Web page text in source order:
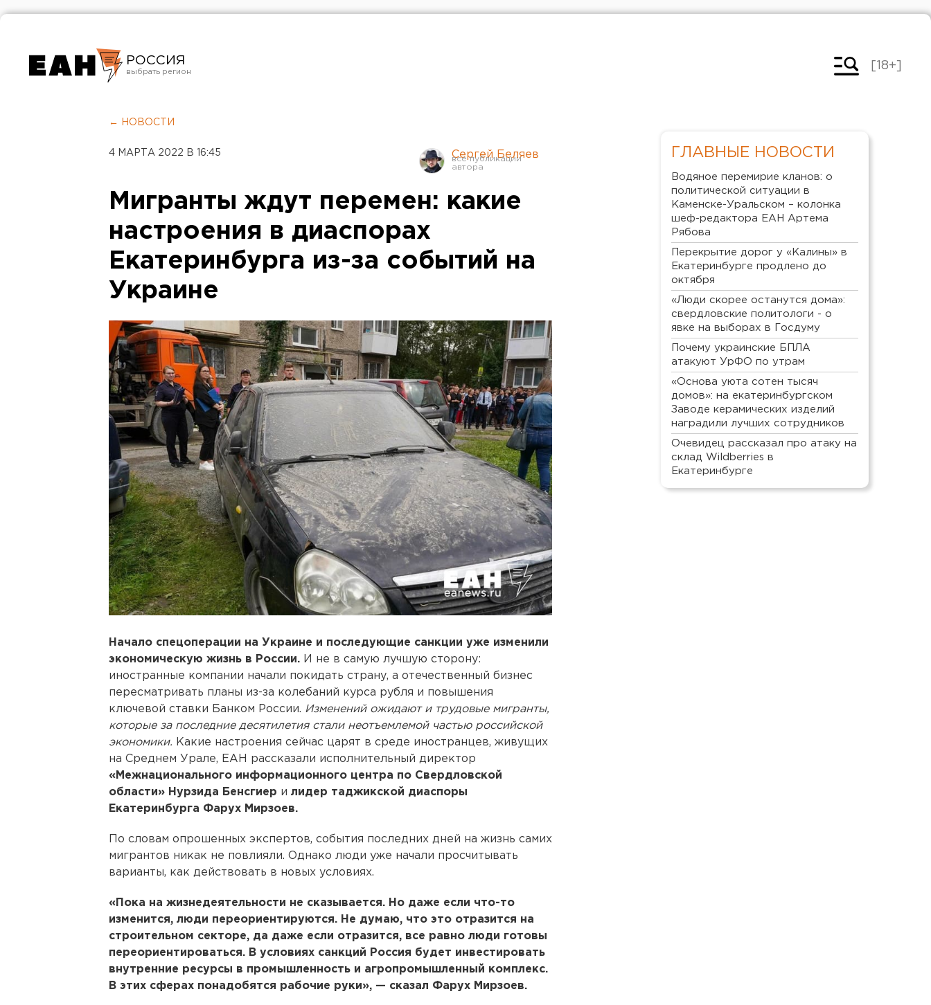
РОССИЯ
Челябинск
[18+]
← НОВОСТИ
4 МАРТА 2022 В 16:45 Сергей Беляев
Мигранты ждут перемен: какие
настроения в диаспорах
Екатеринбурга из-за событий на
Украине
Начало спецоперации на Украине и последующие санкции уже изменили
экономическую жизнь в России. И не в самую лучшую сторону:
иностранные компании начали покидать страну, а отечественный бизнес
пересматривать планы из-за колебаний курса рубля и повышения
ключевой ставки Банком России. Изменений ожидают и трудовые мигранты,
которые за последние десятилетия стали неотъемлемой частью российской
экономики. Какие настроения сейчас царят в среде иностранцев, живущих
на Среднем Урале, ЕАН рассказали исполнительный директор
«Межнационального информационного центра по Свердловской
области» Нурзида Бенсгиер и лидер таджикской диаспоры
Екатеринбурга Фарух Мирзоев.
По словам опрошенных экспертов, события последних дней на жизнь самих
мигрантов никак не повлияли. Однако люди уже начали просчитывать
варианты, как действовать в новых условиях.
«Пока на жизнедеятельности не сказывается. Но даже если что-то
изменится, люди переориентируются. Не думаю, что это отразится на
строительном секторе, да даже если отразится, все равно люди готовы
переориентироваться. В условиях санкций Россия будет инвестировать
внутренние ресурсы в промышленность и агропромышленный комплекс.
В этих сферах понадобятся рабочие руки», — сказал Фарух Мирзоев.
ГЛАВНЫЕ НОВОСТИ
Водяное перемирие кланов: о
политической ситуации в
Каменске-Уральском – колонка
шеф-редактора ЕАН Артема
Рябова
Перекрытие дорог у «Калины» в
Екатеринбурге продлено до
октября
«Люди скорее останутся дома»:
свердловские политологи - о
явке на выборах в Госдуму
Почему украинские БПЛА
атакуют УрФО по утрам
«Основа уюта сотен тысяч
домов»: на екатеринбургском
Заводе керамических изделий
наградили лучших сотрудников
Очевидец рассказал про атаку на
склад Wildberries в
Екатеринбурге